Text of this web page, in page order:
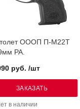
ОООП П-М22Т
РА.
в наличии
руб. /шт
ЗАКАЗАТЬ